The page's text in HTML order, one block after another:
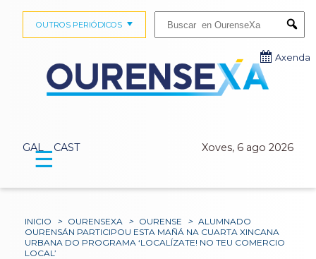
GAL CAST Xoves, 6 ago 2026
OUTROS PERIÓDICOS
Axenda
☰
INICIO > OURENSEXA > OURENSE > ALUMNADO
OURENSÁN PARTICIPOU ESTA MAÑÁ NA CUARTA XINCANA
URBANA DO PROGRAMA ‘LOCALÍZATE! NO TEU COMERCIO
LOCAL’